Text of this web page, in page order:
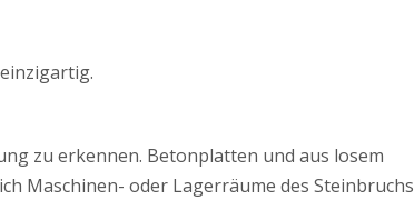
zu erkennen. Betonplatten und aus losem
Maschinen- oder Lagerräume des Steinbruchs